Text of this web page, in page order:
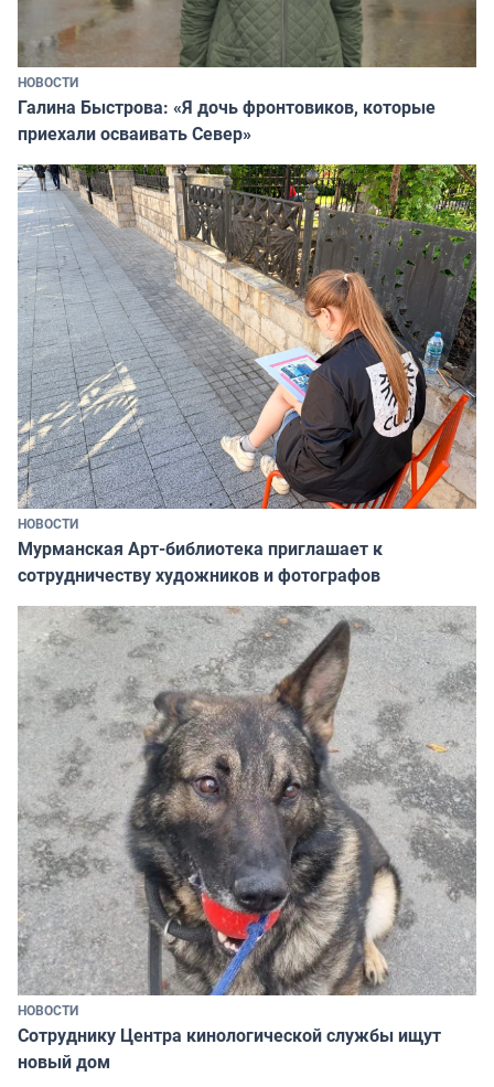
НОВОСТИ
Галина Быстрова: «Я дочь фронтовиков, которые
приехали осваивать Север»
НОВОСТИ
Мурманская Арт-библиотека приглашает к
сотрудничеству художников и фотографов
НОВОСТИ
Сотруднику Центра кинологической службы ищут
новый дом